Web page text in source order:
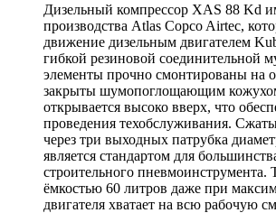
Дизельный компрессор XAS 88 Kd
производства Atlas Copco Airtec,
движение дизельным двигателем
гибкой резиновой соединительной
элементы прочно смонтированы на
закрыты шумопоглощающим
открывается высоко вверх, что
проведения техобслуживания.
через три выходных патрубка
является стандартом для
строительного пневмоинструмента.
ёмкостью 60 литров даже при
двигателя хватает на всю рабочую